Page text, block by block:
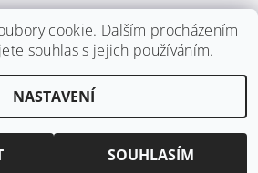
| Můjprvníeshop.cz
, všechna práva vyhrazena
cookies
cookie. Dalším procházením
souhlas s jejich používáním.
NASTAVENÍ
SOUHLASÍM